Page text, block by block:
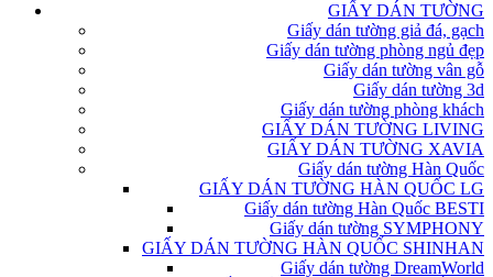
GIẤY DÁN TƯỜNG
Giấy dán tường giả đá, gạch
Giấy dán tường phòng ngủ đẹp
Giấy dán tường vân gỗ
Giấy dán tường 3d
Giấy dán tường phòng khách
GIẤY DÁN TƯỜNG LIVING
GIẤY DÁN TƯỜNG XAVIA
Giấy dán tường Hàn Quốc
GIẤY DÁN TƯỜNG HÀN QUỐC LG
Giấy dán tường Hàn Quốc BESTI
Giấy dán tường SYMPHONY
GIẤY DÁN TƯỜNG HÀN QUỐC SHINHAN
Giấy dán tường DreamWorld